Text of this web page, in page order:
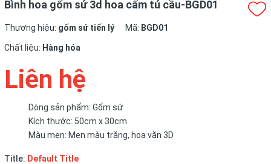
Bình hoa gốm sứ 3d hoa cấm tú cầu-BGD01
Thương hiệu: gốm sứ tiến lý Mã: BGD01
Chất liệu: Hàng hóa
Liên hệ
Dòng sản phẩm: Gốm sứ
Kích thước: 50cm x 30cm
Màu men: Men màu trắng, hoa văn 3D
Title: Default Title